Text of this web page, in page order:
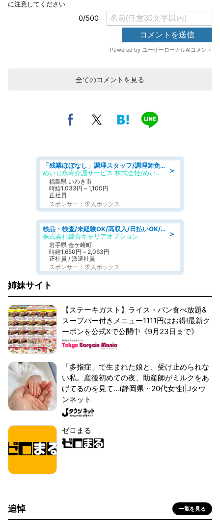
全てのコメントを見る
＞
「残業ほぼなし」調理スタッフ/調理師免許必須/正職員/日勤のみ/住宅型有料老人ホーム
めいじ永寿介護サービス 株式会社/めいじ永寿介護サービスセンター
福島県 いわき市
時給1,033円～1,100円
正社員
スポンサー：求人ボックス
＞
検品・検査/未経験OK/高収入/日払いOK/交替制/20・30・40代活躍中
株式会社綜合キャリアオプション
岩手県 金ケ崎町
時給1,650円～2,063円
正社員 / 派遣社員
スポンサー：求人ボックス
姉妹サイト
【ステーキガスト】ライス・パン食べ放題&
スープバー付きメニュー1111円はお得!最新ク
ーポンを公式Xで公開中《9月23日まで》
「多指症」で生まれた娘と、受け止められな
い私。産後初めての夜、助産師がミルクをあ
げてるのを見て...(静岡県・20代女性)|Jタウ
ンネット
ゼロまる
追悼 一覧を見る